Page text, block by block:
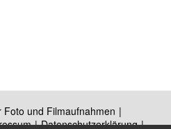
Foto und Filmaufnahmen
Datenschutzerklärung